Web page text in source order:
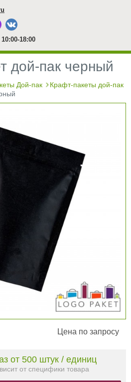
18:00
дой-пак черный
Дой-пак
Крафт-пакеты дой-пак
Цена по запросу
от 500 штук / единиц
от специфики товара